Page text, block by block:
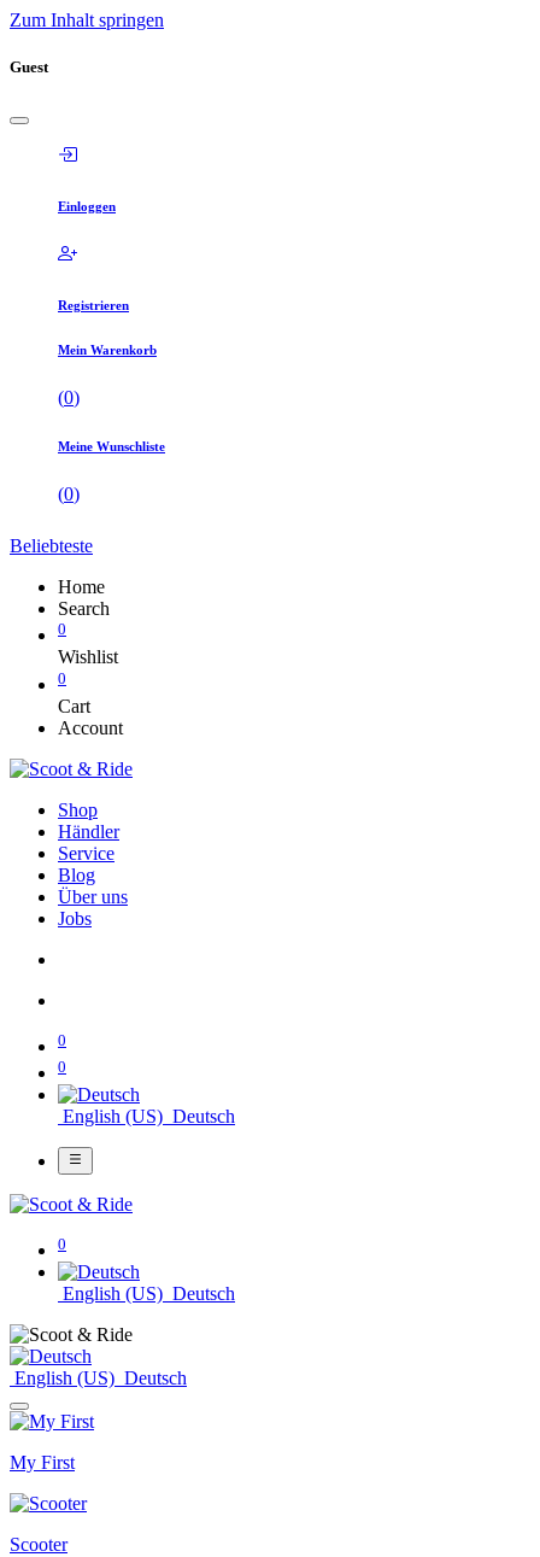
Zum Inhalt springen
Guest
Einloggen
Registrieren
Mein Warenkorb
(0)
Meine Wunschliste
(0)
Beliebteste
Home
Search
0
Wishlist
0
Cart
Account
Shop
Händler
Service
Blog
Über uns
Jobs
0
0
English (US) Deutsch
0
English (US) Deutsch
English (US) Deutsch
My First
Scooter